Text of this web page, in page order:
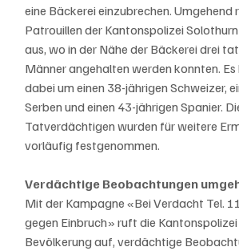
eine Bäckerei einzubrechen. Umgehend
Patrouillen der Kantonspolizei
aus, wo in der Nähe der Bäckerei drei
Männer angehalten werden konnten.
dabei um einen 38-jährigen Schweizer,
Serben und einen 43-jährigen Spanier.
Tatverdächtigen wurden für weitere
vorläufig festgenommen.
Verdächtige Beobachtungen
Mit der Kampagne «Bei Verdacht Tel.
gegen Einbruch» ruft die
Bevölkerung auf, verdächtige